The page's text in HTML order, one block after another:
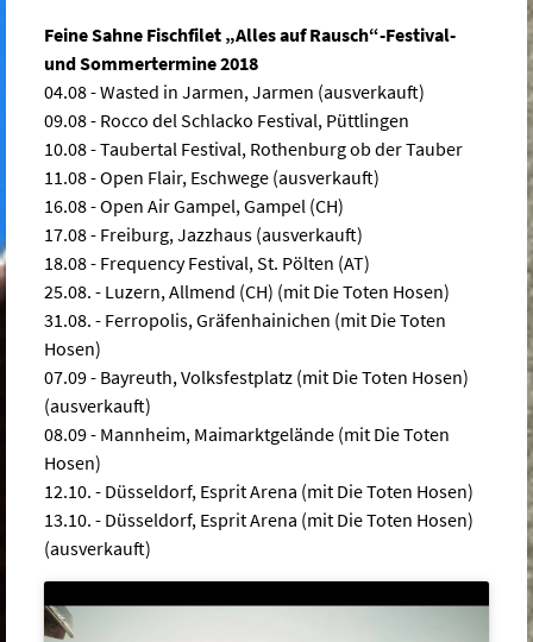
Feine Sahne Fischfilet „Alles auf Rausch“-Festival-
und Sommertermine 2018
04.08 - Wasted in Jarmen, Jarmen (ausverkauft)
09.08 - Rocco del Schlacko Festival, Püttlingen
10.08 - Taubertal Festival, Rothenburg ob der Tauber
11.08 - Open Flair, Eschwege (ausverkauft)
16.08 - Open Air Gampel, Gampel (CH)
17.08 - Freiburg, Jazzhaus (ausverkauft)
18.08 - Frequency Festival, St. Pölten (AT)
25.08. - Luzern, Allmend (CH) (mit Die Toten Hosen)
31.08. - Ferropolis, Gräfenhainichen (mit Die Toten
Hosen)
07.09 - Bayreuth, Volksfestplatz (mit Die Toten Hosen)
(ausverkauft)
08.09 - Mannheim, Maimarktgelände (mit Die Toten
Hosen)
12.10. - Düsseldorf, Esprit Arena (mit Die Toten Hosen)
13.10. - Düsseldorf, Esprit Arena (mit Die Toten Hosen)
(ausverkauft)